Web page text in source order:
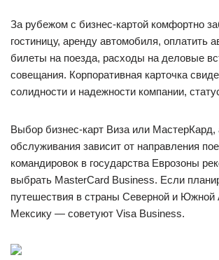
За рубежом с бизнес-картой комфортно
гостиницу, аренду автомобиля, оплатить
билеты на поезда, расходы на деловые
совещания. Корпоративная карточка
солидности и надежности компании,
Выбор бизнес-карт Виза или МастерКард,
обслуживания зависит от направления
командировок в государства Еврозоны
выбрать MasterCard Business. Если
путешествия в страны Северной и Южной
Мексику — советуют Visa Business.